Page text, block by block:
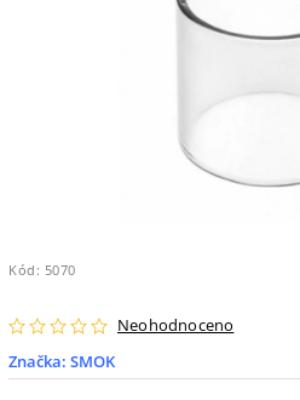
Kód: 5070
Neohodnoceno
Značka: SMOK